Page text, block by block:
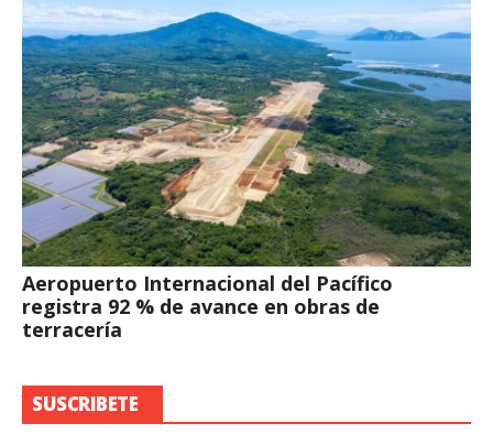
Aeropuerto Internacional del Pacífico
registra 92 % de avance en obras de
terracería
SUSCRIBETE